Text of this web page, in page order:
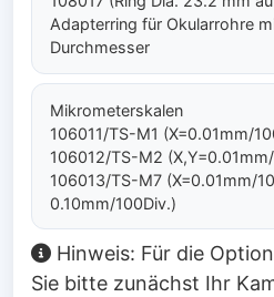
Adapterring für Okularrohre
Durchmesser
Mikrometerskalen
106011/TS-M1 (X=0.01mm/
106012/TS-M2
106013/TS-M7 (X=0.01mm/
0.10mm/100Div.)
Hinweis: Für die
Sie bitte zunächst Ihr